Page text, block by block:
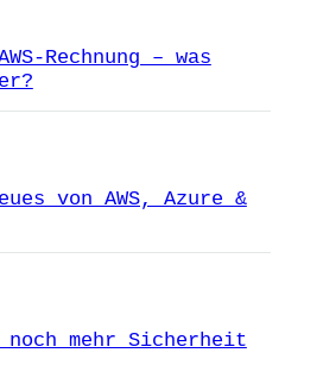
Rechnung – was
von AWS, Azure &
mehr Sicherheit